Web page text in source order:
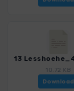
10.72 KB
Download